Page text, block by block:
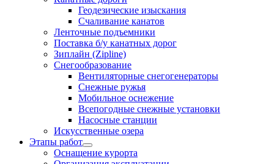
Геодезические изыскания
Счаливание канатов
Ленточные подъемники
Поставка б/у канатных дорог
Зиплайн (Zipline)
Снегообразование
Вентиляторные снегогенераторы
Снежные ружья
Мобильное оснежение
Всепогодные снежные установки
Насосные станции
Искусственные озера
Этапы работ
Оснащение курорта